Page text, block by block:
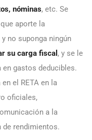
nóminas, etc. Se
aporte la
no suponga ningún
su carga fiscal , y se le
gastos deducibles.
el RETA en la
oficiales,
a la
de rendimientos.